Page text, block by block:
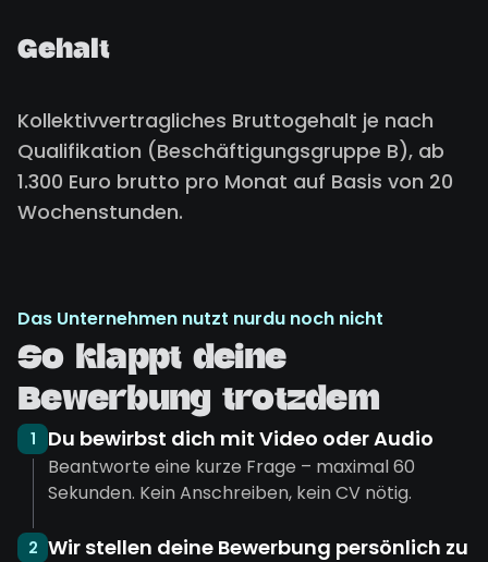
Gehalt
Kollektivvertragliches Bruttogehalt je nach
Qualifikation (Beschäftigungsgruppe B), ab
1.300 Euro brutto pro Monat auf Basis von 20
Wochenstunden.
Das Unternehmen nutzt nurdu noch nicht
So klappt deine
Bewerbung trotzdem
1 Du bewirbst dich mit Video oder Audio
Beantworte eine kurze Frage – maximal 60
Sekunden. Kein Anschreiben, kein CV nötig.
2 Wir stellen deine Bewerbung persönlich zu